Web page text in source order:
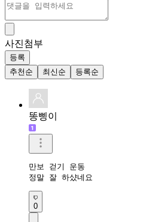
사진첨부
등록
추천순
최신순 등록순
똥삥이
만보 걷기 운동
정말 잘 하샸네요
0